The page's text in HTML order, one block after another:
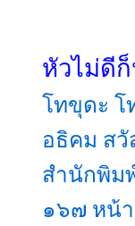
หัวไม่ดี
โทขุดะ โ
อธิคม สวั
สำนักพิม
๑๖๗ หน้